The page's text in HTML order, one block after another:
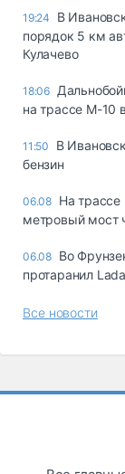
19:24
В
порядок 5 км
Кулачево
18:06
на трассе М-10
11:50
В
бензин
06.08 На трассе
метровый мост
06.08 Во
протаранил
Все новости